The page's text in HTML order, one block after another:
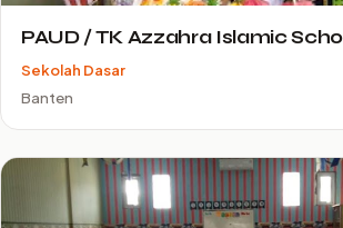
PAUD / TK Azzahra Islamic
Sekolah Dasar
Banten